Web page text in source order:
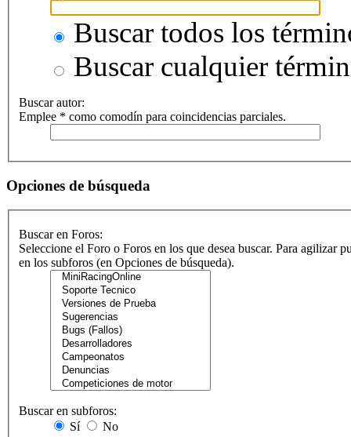
Buscar todos los
Buscar cualquier
Buscar autor:
Emplee * como comodín para coincidencias parciales.
Opciones de búsqueda
Buscar en Foros:
Seleccione el Foro o Foros en los que desea buscar. Para agilizar
en los subforos (en Opciones de búsqueda).
Buscar en subforos:
Sí
No